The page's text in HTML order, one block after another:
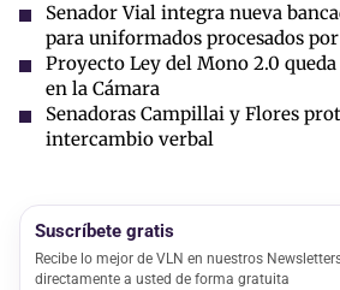
Senador Vial integra nueva
para uniformados procesados
Proyecto Ley del Mono 2.0
en la Cámara
Senadoras Campillai y Flores
intercambio verbal
Suscríbete gratis
Recibe lo mejor de VLN en nuestros
directamente a usted de forma gratuita